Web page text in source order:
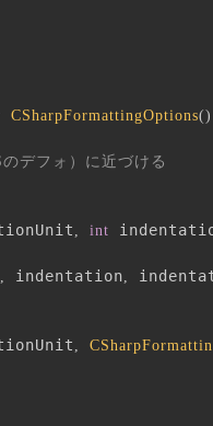
CSharpFormattingOptions()
デフォ）に近づける
, int
, indentation,
,